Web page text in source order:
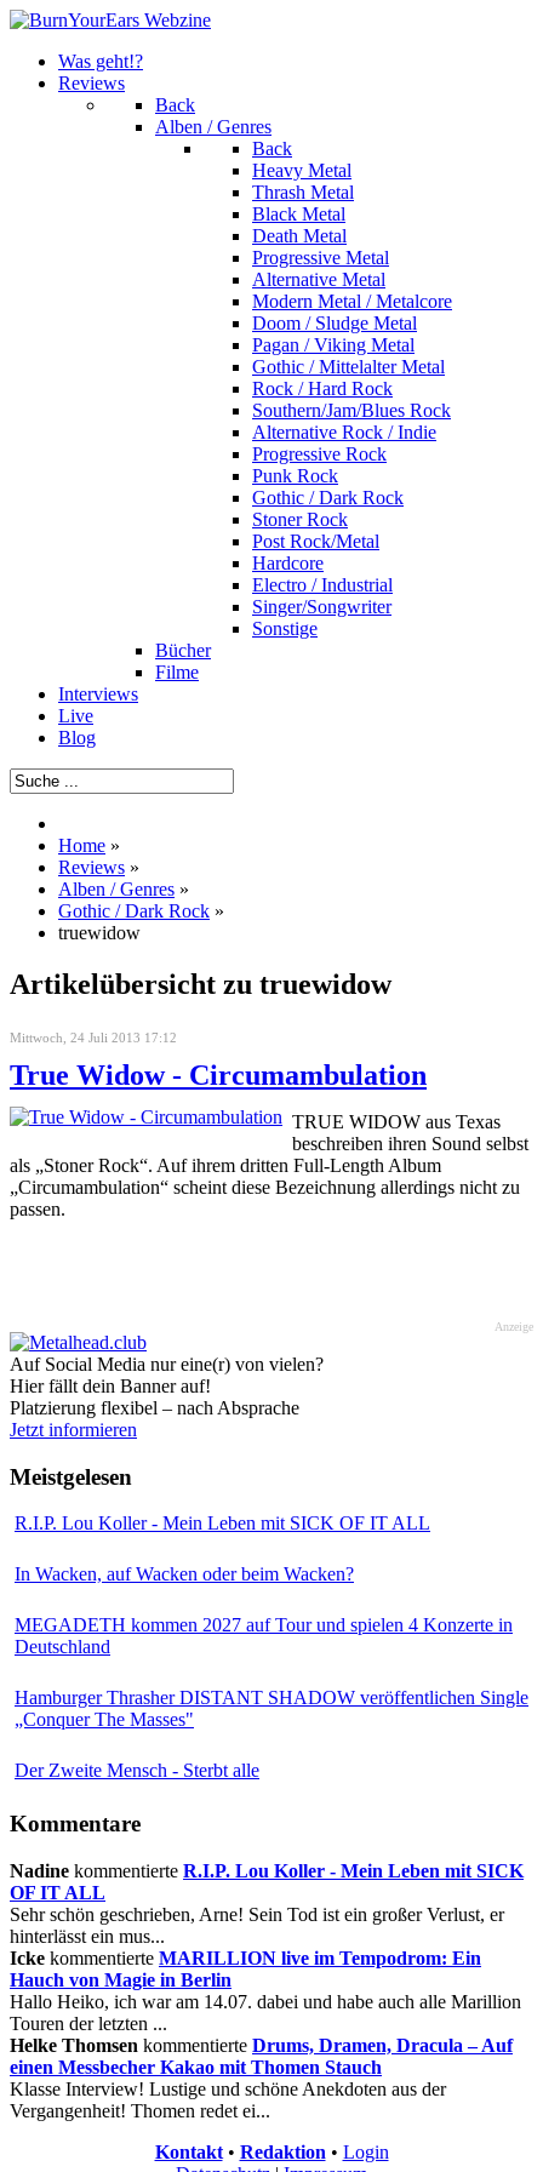
Was geht!?
Reviews
Back
Alben / Genres
Back
Heavy Metal
Thrash Metal
Black Metal
Death Metal
Progressive Metal
Alternative Metal
Modern Metal / Metalcore
Doom / Sludge Metal
Pagan / Viking Metal
Gothic / Mittelalter Metal
Rock / Hard Rock
Southern/Jam/Blues Rock
Alternative Rock / Indie
Progressive Rock
Punk Rock
Gothic / Dark Rock
Stoner Rock
Post Rock/Metal
Hardcore
Electro / Industrial
Singer/Songwriter
Sonstige
Bücher
Filme
Interviews
Live
Blog
Home »
Reviews »
Alben / Genres »
Gothic / Dark Rock »
truewidow
Artikelübersicht zu truewidow
Mittwoch, 24 Juli 2013 17:12
True Widow - Circumambulation
TRUE WIDOW aus Texas
beschreiben ihren Sound selbst
als „Stoner Rock“. Auf ihrem dritten Full-Length Album
„Circumambulation“ scheint diese Bezeichnung allerdings nicht zu
passen.
Anzeige
Auf Social Media nur eine(r) von vielen?
Hier fällt dein Banner auf!
Platzierung flexibel – nach Absprache
Jetzt informieren
Meistgelesen
R.I.P. Lou Koller - Mein Leben mit SICK OF IT ALL
In Wacken, auf Wacken oder beim Wacken?
MEGADETH kommen 2027 auf Tour und spielen 4 Konzerte in
Deutschland
Hamburger Thrasher DISTANT SHADOW veröffentlichen Single
„Conquer The Masses"
Der Zweite Mensch - Sterbt alle
Kommentare
Nadine kommentierte R.I.P. Lou Koller - Mein Leben mit SICK
OF IT ALL
Sehr schön geschrieben, Arne! Sein Tod ist ein großer Verlust, er
hinterlässt ein mus...
Icke kommentierte MARILLION live im Tempodrom: Ein
Hauch von Magie in Berlin
Hallo Heiko, ich war am 14.07. dabei und habe auch alle Marillion
Touren der letzten ...
Helke Thomsen kommentierte Drums, Dramen, Dracula – Auf
einen Messbecher Kakao mit Thomen Stauch
Klasse Interview! Lustige und schöne Anekdoten aus der
Vergangenheit! Thomen redet ei...
Kontakt• Redaktion • Login